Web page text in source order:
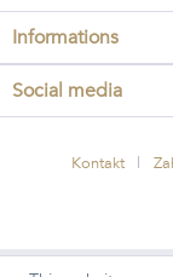
Informations
Social media
Kontakt